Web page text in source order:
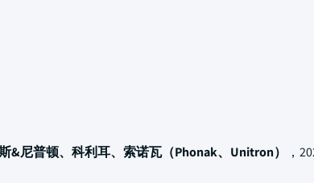
&尼普顿、科利耳、索诺瓦（Phonak、Unitron）
，